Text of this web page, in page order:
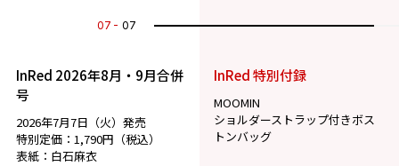
07 07
InRed 2026年8月・9月合併
号
2026年7月7日（火）発売
特別定価：1,790円（税込）
表紙：白石麻衣
InRed 特別付録
MOOMIN
ショルダーストラップ付きボス
トンバッグ